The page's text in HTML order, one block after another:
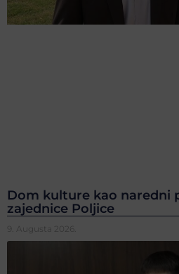
Dom kulture kao naredni
zajednice Poljice
9. Augusta 2026.